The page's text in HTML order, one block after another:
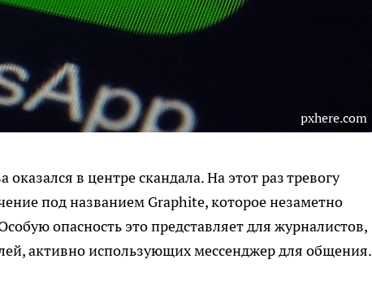
pxhere.com
в центре скандала. На этот раз тревогу
под названием Graphite, которое незаметно
опасность это представляет для журналистов,
активно использующих мессенджер для общения.